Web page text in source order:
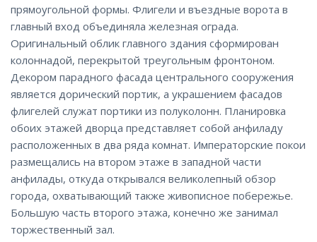
прямоугольной формы. Флигели и въездные ворота в
главный вход объединяла железная ограда.
Оригинальный облик главного здания сформирован
колоннадой, перекрытой треугольным фронтоном.
Декором парадного фасада центрального сооружения
является дорический портик, а украшением фасадов
флигелей служат портики из полуколонн. Планировка
обоих этажей дворца представляет собой анфиладу
расположенных в два ряда комнат. Императорские покои
размещались на втором этаже в западной части
анфилады, откуда открывался великолепный обзор
города, охватывающий также живописное побережье.
Большую часть второго этажа, конечно же занимал
торжественный зал.